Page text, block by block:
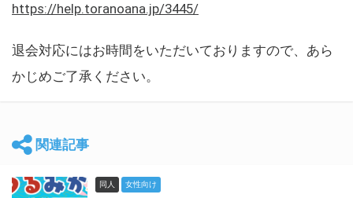
https://help.toranoana.jp/3445/
退会対応にはお時間をいただいておりますので、あら
かじめご了承ください。
関連記事
同人 女性向け